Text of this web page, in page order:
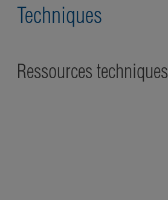
Techniques
Ressources techniques